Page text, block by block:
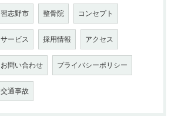
習志野市 整骨院 コンセプト
サービス 採用情報 アクセス
お問い合わせ プライバシーポリシー
交通事故